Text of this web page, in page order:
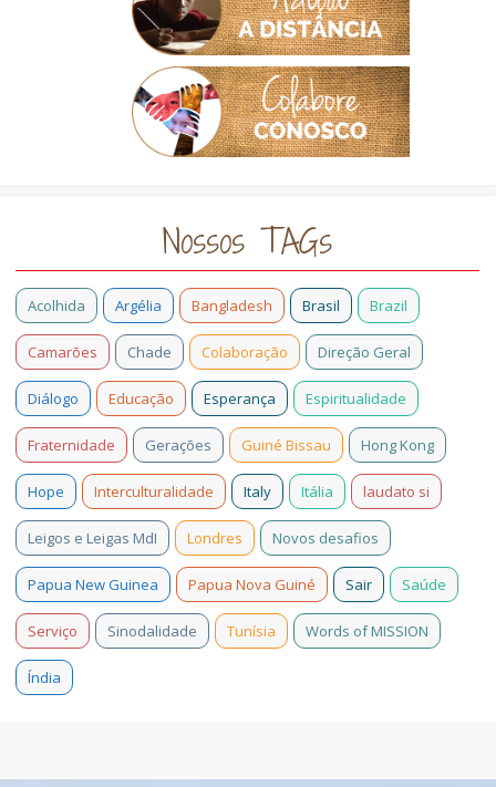
Nossos TAGs
Acolhida Argélia Bangladesh Brasil Brazil
Camarões Chade Colaboração Direção Geral
Diálogo Educação Esperança Espiritualidade
Fraternidade Gerações Guiné Bissau Hong Kong
Hope Interculturalidade Italy Itália laudato si
Leigos e Leigas MdI Londres Novos desafios
Papua New Guinea Papua Nova Guiné Sair Saúde
Serviço Sinodalidade Tunísia Words of MISSION
Índia